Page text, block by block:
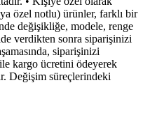
özel notlu) ürünler, farklı bir
değişikliğe, modele, renge
verdikten sonra siparişinizi
siparişinizi
kargo ücretini ödeyerek
Değişim süreçlerindeki